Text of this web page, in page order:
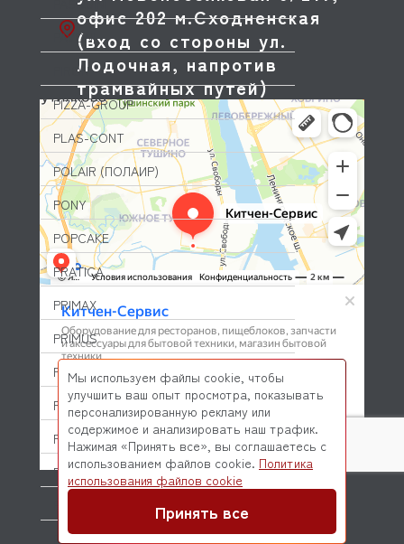
PASQUINI
PAVONI
PIRON
PIZZA-GROUP
PLAS-CONT
POLAIR (ПОЛАИР)
PONY
POPCAKE
PRATICA
PRIMAX
PRIMUS
PRISMAFOOD
PROBAR
PRODIGY
PROFESSIONAL SPARES
PROXIMA (DR COFFEE)
офис 202 м.Сходненская
(вход со стороны ул.
Лодочная, напротив
трамвайных путей)
© 2026 Kitchen-Service.com Интернет-магазин запчастей
и оборудования профессиональной кухни
Мы используем файлы cookie, чтобы
улучшить ваш опыт просмотра, показывать
персонализированную рекламу или
содержимое и анализировать наш трафик.
Нажимая «Принять все», вы соглашаетесь с
использованием файлов cookie. Политика
использования файлов cookie
Принять все